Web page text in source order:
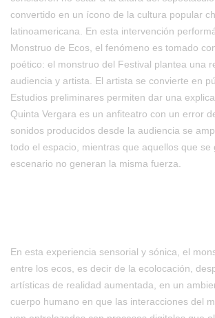
convertido en un ícono de la cultura popular
latinoamericana. En esta intervención
Monstruo de Ecos, el fenómeno es tomado
poético: el monstruo del Festival plantea una
audiencia y artista. El artista se convierte en
Estudios preliminares permiten dar una
Quinta Vergara es un anfiteatro con un error
sonidos producidos desde la audiencia se
todo el espacio, mientras que aquellos que se
escenario no generan la misma fuerza.
En esta experiencia sensorial y sónica, el
entre los ecos, es decir de la ecolocación,
artísticas de realidad aumentada, en un
cuerpo humano en que las interacciones del